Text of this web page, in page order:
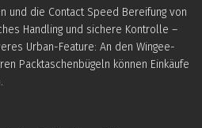
und die Contact Speed Bereifung von
Handling und sichere Kontrolle –
Urban-Feature: An den Wingee-
Packtaschenbügeln können Einkäufe